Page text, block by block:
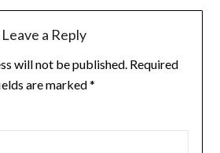
Leave a Reply
will not be published. Required
are marked*